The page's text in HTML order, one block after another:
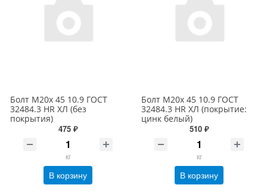
Болт М20х 45 10.9 ГОСТ
32484.3 HR ХЛ (без
покрытия)
475 ₽
кг
В корзину
Болт М20х 45 10.9 ГОСТ
32484.3 HR ХЛ (покрытие:
цинк белый)
510 ₽
кг
В корзину